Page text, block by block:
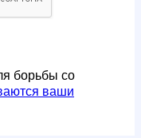
борьбы со
ваши